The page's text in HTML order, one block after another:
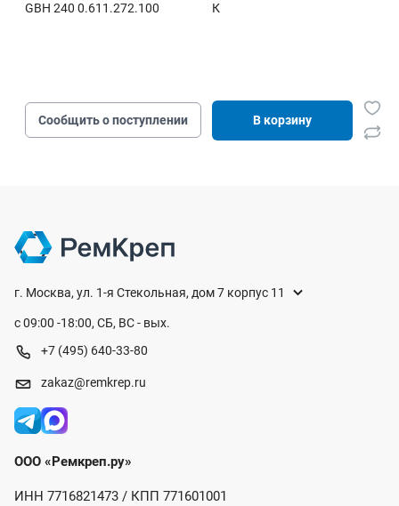
GBH 240 0.611.272.100
Сообщить о поступлении
К
В корзину
г. Москва, ул. 1-я Стекольная, дом 7 корпус 11
с 09:00 -18:00, СБ, ВС - вых.
+7 (495) 640-33-80
zakaz@remkrep.ru
ООО «Ремкреп.ру»
ИНН 7716821473 / КПП 771601001